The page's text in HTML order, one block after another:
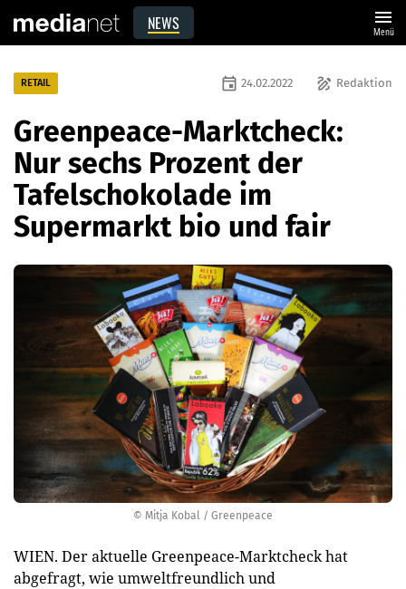
NEWS menu
Menü
© Mitja Kobal / Greenpeace
RETAIL draw Redaktion
event 24.02.2022
Greenpeace-Marktcheck:
Nur sechs Prozent der
Tafelschokolade im
Supermarkt bio und fair
WIEN. Der aktuelle Greenpeace-Marktcheck hat
abgefragt, wie umweltfreundlich und